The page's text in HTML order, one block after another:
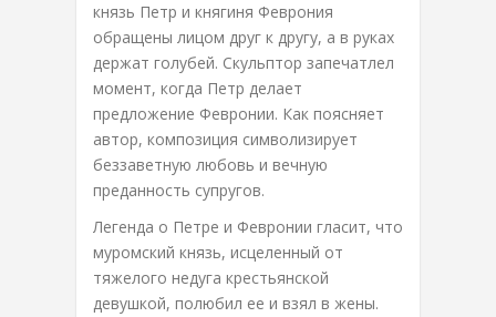
князь Петр и княгиня Феврония
обращены лицом друг к другу, а в руках
держат голубей. Скульптор запечатлел
момент, когда Петр делает
предложение Февронии. Как поясняет
автор, композиция символизирует
беззаветную любовь и вечную
преданность супругов.
Легенда о Петре и Февронии гласит, что
муромский князь, исцеленный от
тяжелого недуга крестьянской
девушкой, полюбил ее и взял в жены.